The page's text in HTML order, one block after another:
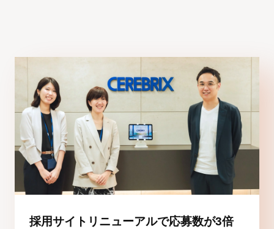
採用サイトリニューアルで応募数が3倍